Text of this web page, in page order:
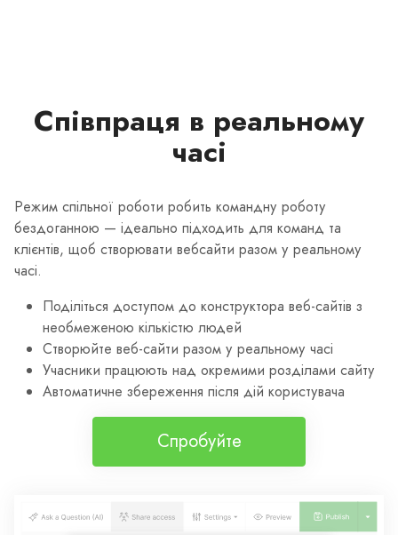
Співпраця в реальному
часі
Режим спільної роботи робить командну роботу
бездоганною — ідеально підходить для команд та
клієнтів, щоб створювати вебсайти разом у реальному
часі.
Поділіться доступом до конструктора веб-сайтів з
необмеженою кількістю людей
Створюйте веб-сайти разом у реальному часі
Учасники працюють над окремими розділами сайту
Автоматичне збереження після дій користувача
Спробуйте